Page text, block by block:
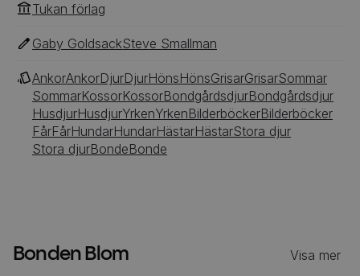
Tukan förlag
Gaby GoldsackSteve Smallman
AnkorAnkorDjurDjurHönsHönsGrisarGrisarSommar
SommarKossorKossorBondgårdsdjurBondgårdsdjur
HusdjurHusdjurYrkenYrkenBilderböckerBilderböcker
FårFårHundarHundarHästarHästarStora djur
Stora djurBondeBonde
Bonden Blom Visa mer